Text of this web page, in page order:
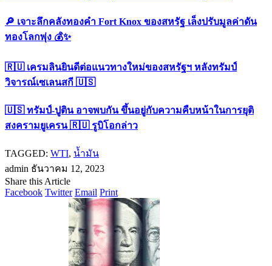
🔎 เจาะลึกคลังทองคำ Fort Knox ของสหรัฐ เล็งปรับมูลค่าดัน
ทองโลกพุ่ง 💰✨
🇷🇺 เครมลินยินดีต่อแนวทางใหม่ของสหรัฐฯ หลังทรัมป์
วิจารณ์เซเลนสกี 🇺🇸
🇺🇸 ทรัมป์-ปูติน อาจพบกัน ขึ้นอยู่กับความคืบหน้าในการยุติ
สงครามยูเครน 🇷🇺 รูบิโอกล่าว
TAGGED: WTI, น้ำมัน
admin ธันวาคม 12, 2023
Share this Article
Facebook Twitter Email Print